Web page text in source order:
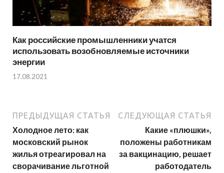
Как российские промышленники учатся
использовать возобновляемые источники
энергии
17.08.2021
ПРЕДЫДУЩАЯ СТАТЬЯ
Холодное лето: как
московский рынок
жилья отреагировал на
сворачивание льготной
СЛЕДУЮЩАЯ СТАТЬЯ
Какие «плюшки»,
положены работникам
за вакцинацию, решает
работодатель